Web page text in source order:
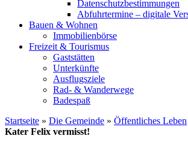
Datenschutzbestimmungen
Abfuhrtermine – digitale
Bauen & Wohnen
Immobilienbörse
Freizeit & Tourismus
Gaststätten
Unterkünfte
Ausflugsziele
Rad- & Wanderwege
Badespaß
Startseite » Die Gemeinde » Öffentliches Leben
Kater Felix vermisst!